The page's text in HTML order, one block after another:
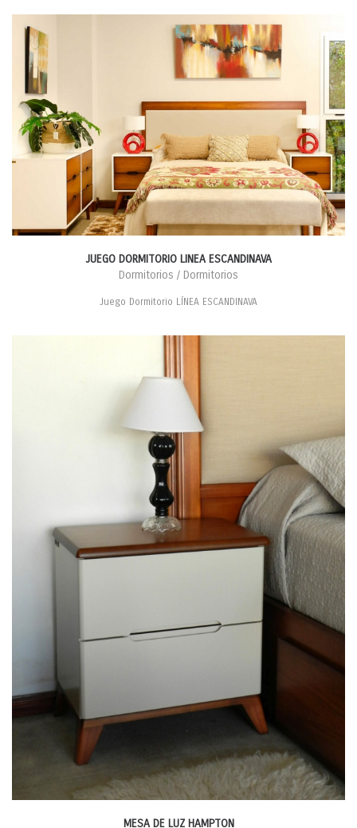
JUEGO DORMITORIO LINEA ESCANDINAVA
Dormitorios / Dormitorios
Juego Dormitorio LÍNEA ESCANDINAVA
MESA DE LUZ HAMPTON